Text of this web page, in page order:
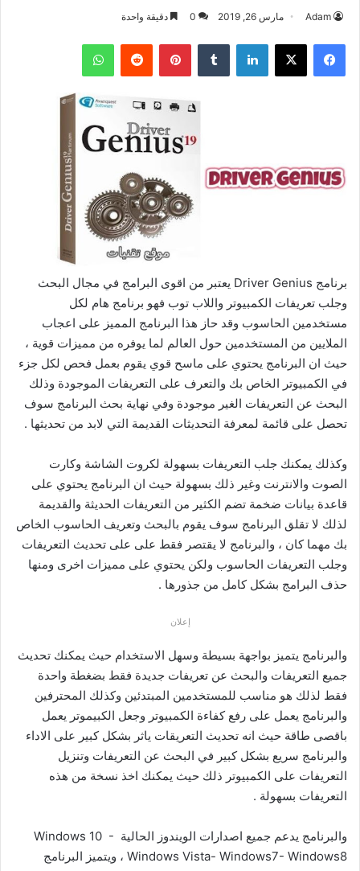
Adam مارس 26, 2019 0 دقيقة واحدة
فيسبوك ‫X لينكدإن بينتيريست واتساب
برنامج Driver Genius يعتبر من اقوى البرامج في مجال البحث
وجلب تعريفات الكمبيوتر واللاب توب فهو برنامج هام لكل
مستخدمين الحاسوب وقد حاز هذا البرنامج المميز على اعجاب
الملايين من المستخدمين حول العالم لما يوفره من مميزات قوية ،
حيث ان البرنامج يحتوي على ماسح قوي يقوم بعمل فحص لكل جزء
في الكمبيوتر الخاص بك والتعرف على التعريفات الموجودة وذلك
البحث عن التعريفات الغير موجودة وفي نهاية بحث البرنامج سوف
تحصل على قائمة لمعرفة التحديثات القديمة التي لابد من تحديثها .
وكذلك يمكنك جلب التعريفات بسهولة لكروت الشاشة وكارت
الصوت والانترنت وغير ذلك بسهولة حيث ان البرنامج يحتوي على
قاعدة بيانات ضخمة تضم الكثير من التعريفات الحديثة والقديمة
لذلك لا تقلق البرنامج سوف يقوم بالبحث وتعريف الحاسوب الخاص
بك مهما كان ، والبرنامج لا يقتصر فقط على على تحديث التعريفات
وجلب التعريفات الحاسوب ولكن يحتوي على مميزات اخرى ومنها
حذف البرامج بشكل كامل من جذورها .
إعلان
والبرنامج يتميز بواجهة بسيطة وسهل الاستخدام حيث يمكنك تحديث
جميع التعريفات والبحث عن تعريفات جديدة فقط بضغطة واحدة
فقط لذلك هو مناسب للمستخدمين المبتدئين وكذلك المحترفين
والبرنامج يعمل على رفع كفاءة الكمبيوتر وجعل الكبيموتر يعمل
باقصى طاقة حيث انه تحديث التعريقات ياثر بشكل كبير على الاداء
والبرنامج سريع بشكل كبير في البحث عن التعريفات وتنزيل
التعريفات على الكمبيوتر ذلك حيث يمكنك اخذ نسخة من هذه
التعريفات بسهولة .
والبرنامج يدعم جميع اصدارات الويندوز الحالية Windows 10 -
Windows Vista- Windows7- Windows8 ، ويتميز البرنامج